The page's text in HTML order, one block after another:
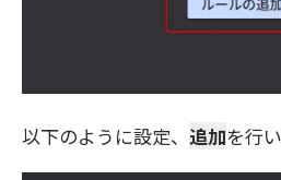
以下のように設定、 追加を行